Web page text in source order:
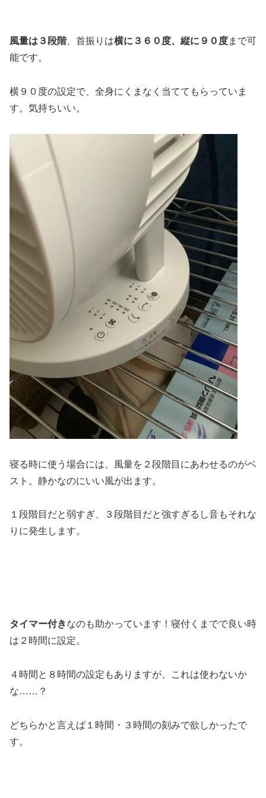
風量は３段階、首振りは横に３６０度、縦に９０度まで可
能です。
横９０度の設定で、全身にくまなく当ててもらっていま
す。気持ちいい。
寝る時に使う場合には、風量を２段階目にあわせるのがベ
スト。静かなのにいい風が出ます。
１段階目だと弱すぎ、３段階目だと強すぎるし音もそれな
りに発生します。
タイマー付きなのも助かっています！寝付くまでで良い時
は２時間に設定。
４時間と８時間の設定もありますが、これは使わないか
な……？
どちらかと言えば１時間・３時間の刻みで欲しかったで
す。